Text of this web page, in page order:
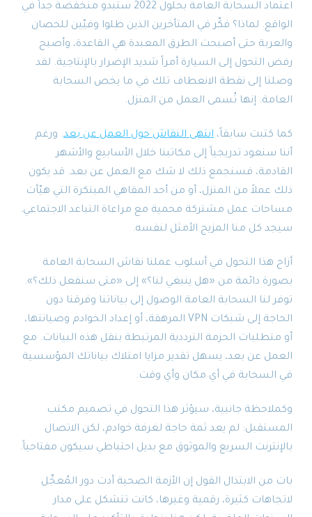
اعتماد السحابة العامة بحلول 2022 ستبدو منخفضة جداً في
الواقع. لماذا؟ فكّر في المتأخرين الذين ظلوا وفيّين للحصان
والعربة حتى أصبحت الطرق المعبدة هي القاعدة، وأصبح
رفض التحول إلى السيارة أمراً شديد الإضرار بالإنتاجية. لقد
وصلنا إلى نقطة الانعطاف تلك في ما يخص السحابة
العامة. إنها تُسمى العمل من المنزل.
كما كتبت سابقاً، انتهى النقاش حول العمل عن بعد. ورغم
أننا سنعود تدريجياً إلى مكاتبنا خلال الأسابيع والأشهر
القادمة، فسنجمع ذلك لا شك مع العمل عن بعد. قد يكون
ذلك عملاً من المنزل، أو من أحد المقاهي المبتكرة التي هيّأت
مساحات عمل مشتركة محمية مع مراعاة التباعد الاجتماعي.
سيجد كل منا المزيج الأمثل لنفسه.
أزاح هذا التحول في أسلوب عملنا نقاش السحابة العامة
بصورة دائمة من «هل ينبغي لنا؟» إلى «متى سنفعل ذلك؟».
توفر لنا السحابة العامة الوصول إلى بياناتنا وفرقنا دون
الحاجة إلى شبكات VPN المرهقة، أو إعداد الخوادم وصيانتها،
أو متطلبات الحزمة الترددية المرتبطة بنقل هذه البيانات. مع
العمل عن بعد، يسهل تقدير مزايا امتلاك بياناتك المؤسسية
في السحابة في أي مكان وأي وقت.
وكملاحظة جانبية، سيؤثر هذا التحول في تصميم مكتب
المستقبل: لم يعد ثمة حاجة لغرفة خوادم، لكن الاتصال
بالإنترنت السريع والموثوق مع بديل احتياطي سيكون مفتاحياً.
بات من الابتذال القول إن الأزمة الصحية أدت دور المُعجِّل
لاتجاهات كثيرة، رقمية وغيرها، كانت تتشكل على مدار